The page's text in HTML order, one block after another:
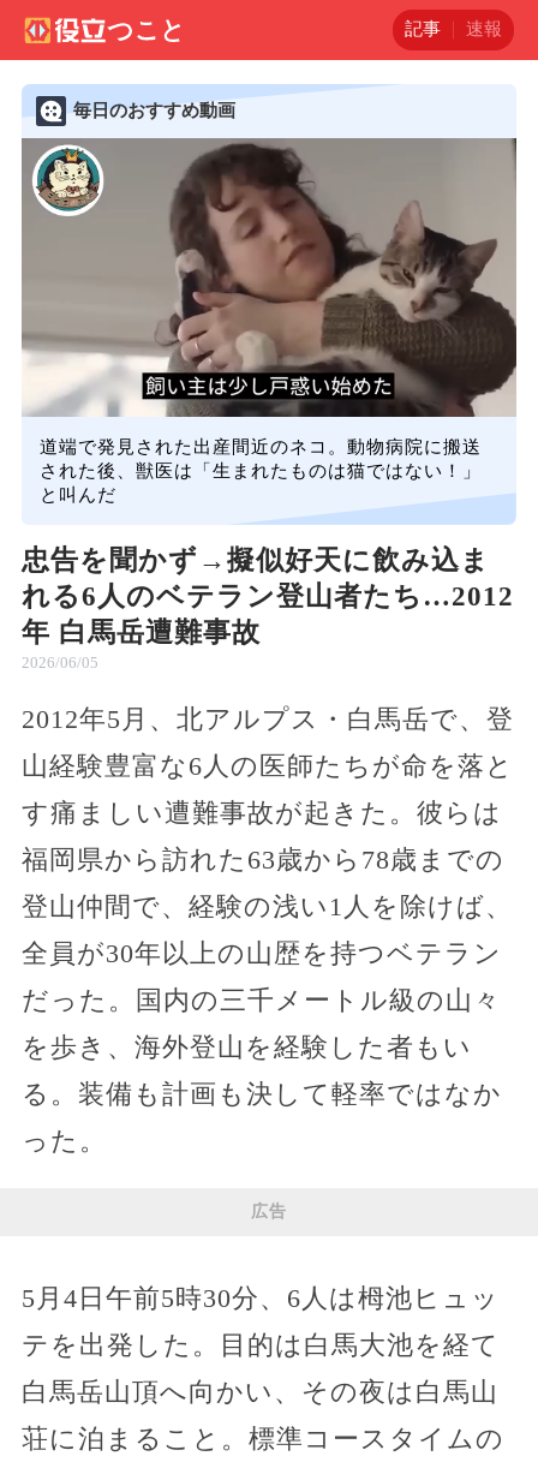
記事 速報
毎日のおすすめ動画
道端で発見された出産間近のネコ。動物病院に搬送
された後、獣医は「生まれたものは猫ではない！」
と叫んだ
忠告を聞かず→擬似好天に飲み込ま
れる6人のベテラン登山者たち…2012
年 白馬岳遭難事故
2026/06/05
2012年5月、北アルプス・白馬岳で、登
山経験豊富な6人の医師たちが命を落と
す痛ましい遭難事故が起きた。彼らは
福岡県から訪れた63歳から78歳までの
登山仲間で、経験の浅い1人を除けば、
全員が30年以上の山歴を持つベテラン
だった。国内の三千メートル級の山々
を歩き、海外登山を経験した者もい
る。装備も計画も決して軽率ではなか
った。
広告
5月4日午前5時30分、6人は栂池ヒュッ
テを出発した。目的は白馬大池を経て
白馬岳山頂へ向かい、その夜は白馬山
荘に泊まること。標準コースタイムの